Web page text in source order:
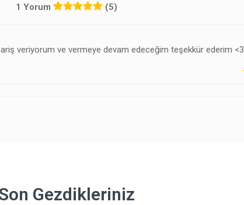
1 Yorum (5)
veriyorum ve vermeye devam edeceğim teşekkür ederim <3
Gezdikleriniz